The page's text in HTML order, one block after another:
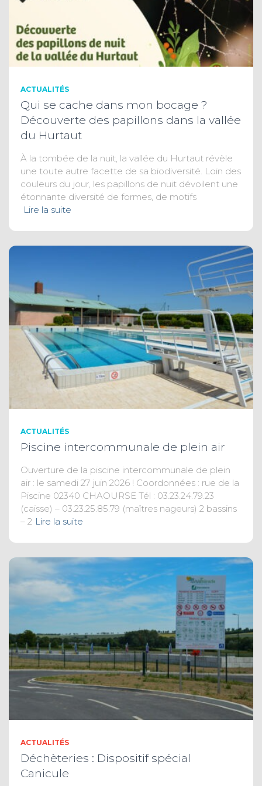
ACTUALITÉS
Qui se cache dans mon bocage ?
Découverte des papillons dans la vallée
du Hurtaut
À la tombée de la nuit, la vallée du Hurtaut révèle
une toute autre facette de sa biodiversité. Loin des
couleurs du jour, les papillons de nuit dévoilent une
étonnante diversité de formes, de motifs
Lire la suite
ACTUALITÉS
Piscine intercommunale de plein air
Ouverture de la piscine intercommunale de plein
air : le samedi 27 juin 2026 ! Coordonnées : rue de la
Piscine 02340 CHAOURSE Tél : 03.23.24.79.23
(caisse) – 03.23.25.85.79 (maîtres nageurs) 2 bassins
– 2 Lire la suite
ACTUALITÉS
Déchèteries : Dispositif spécial
Canicule